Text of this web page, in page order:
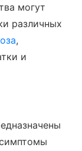
могут
различных
,
и